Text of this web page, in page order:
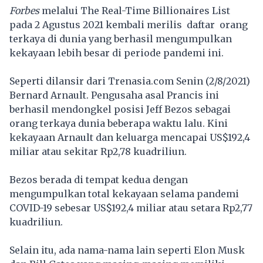
Forbesmelalui The Real-Time Billionaires List
pada 2 Agustus 2021 kembali merilis daftar orang
terkaya di dunia yang berhasil mengumpulkan
kekayaan lebih besar di periode pandemi ini.
Seperti dilansir dari Trenasia.com Senin (2/8/2021)
Bernard Arnault. Pengusaha asal Prancis ini
berhasil mendongkel posisi Jeff Bezos sebagai
orang terkaya dunia beberapa waktu lalu. Kini
kekayaan Arnault dan keluarga mencapai US$192,4
miliar atau sekitar Rp2,78 kuadriliun.
Bezos berada di tempat kedua dengan
mengumpulkan total kekayaan selama pandemi
COVID-19 sebesar US$192,4 miliar atau setara Rp2,77
kuadriliun.
Selain itu, ada nama-nama lain seperti Elon Musk